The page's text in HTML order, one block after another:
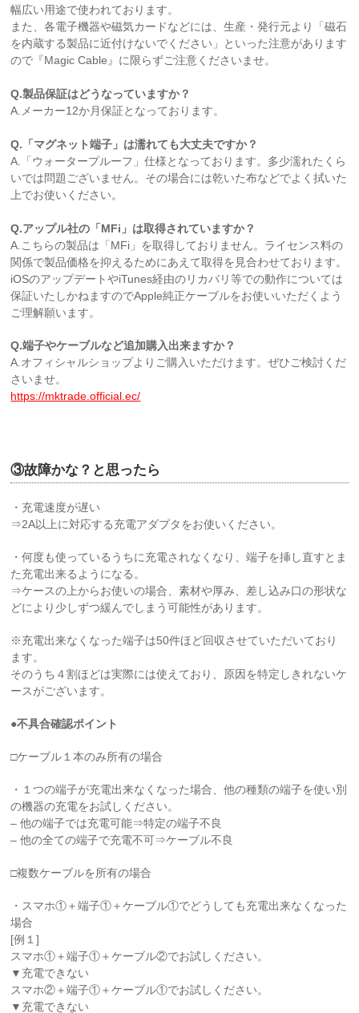
幅広い用途で使われております。
また、各電子機器や磁気カードなどには、生産・発行元より「磁石
を内蔵する製品に近付けないでください」といった注意があります
ので『Magic Cable』に限らずご注意くださいませ。
Q.製品保証はどうなっていますか？
A.メーカー12か月保証となっております。
Q.「マグネット端子」は濡れても大丈夫ですか？
A.「ウォータープルーフ」仕様となっております。多少濡れたくら
いでは問題ございません。その場合には乾いた布などでよく拭いた
上でお使いください。
Q.アップル社の「MFi」は取得されていますか？
A.こちらの製品は「MFi」を取得しておりません。ライセンス料の
関係で製品価格を抑えるためにあえて取得を見合わせております。
iOSのアップデートやiTunes経由のリカバリ等での動作については
保証いたしかねますのでApple純正ケーブルをお使いいただくよう
ご理解願います。
Q.端子やケーブルなど追加購入出来ますか？
A.オフィシャルショップよりご購入いただけます。ぜひご検討くだ
さいませ。
https://mktrade.official.ec/
③故障かな？と思ったら
・充電速度が遅い
⇒2A以上に対応する充電アダプタをお使いください。
・何度も使っているうちに充電されなくなり、端子を挿し直すとま
た充電出来るようになる。
⇒ケースの上からお使いの場合、素材や厚み、差し込み口の形状な
どにより少しずつ緩んでしまう可能性があります。
※充電出来なくなった端子は50件ほど回収させていただいており
ます。
そのうち４割ほどは実際には使えており、原因を特定しきれないケ
ースがございます。
●不具合確認ポイント
□ケーブル１本のみ所有の場合
・１つの端子が充電出来なくなった場合、他の種類の端子を使い別
の機器の充電をお試しください。
– 他の端子では充電可能⇒特定の端子不良
– 他の全ての端子で充電不可⇒ケーブル不良
□複数ケーブルを所有の場合
・スマホ①＋端子①＋ケーブル①でどうしても充電出来なくなった
場合
[例１]
スマホ①＋端子①＋ケーブル②でお試しください。
▼充電できない
スマホ②＋端子①＋ケーブル①でお試しください。
▼充電できない